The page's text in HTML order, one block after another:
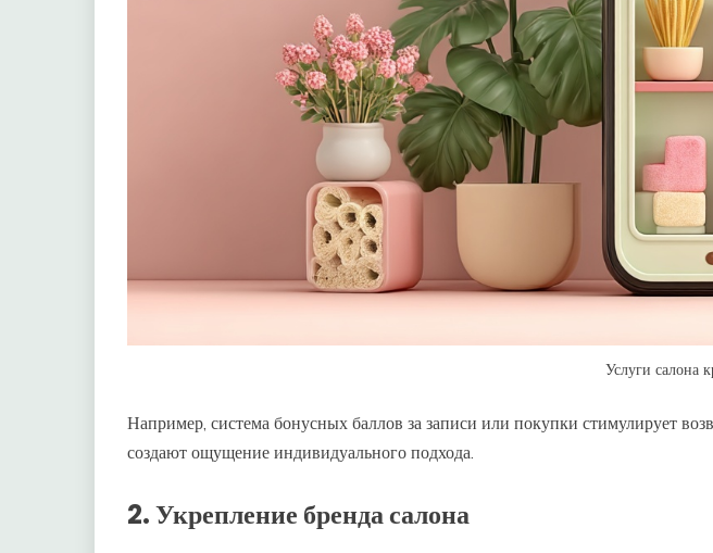
Услуги салона
Например, система бонусных баллов за записи или покупки стимулирует
создают ощущение индивидуального подхода.
2. Укрепление бренда салона